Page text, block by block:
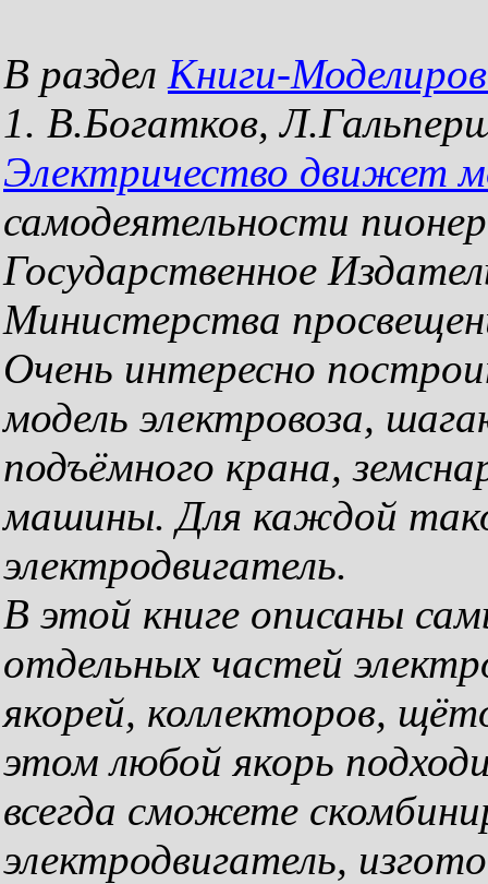
В раздел Книги-
1. В.Богатков,
Электричество движет
самодеятельности
Государственное
Министерства
Очень интересно
модель электровоза,
подъёмного крана,
машины. Для каждой
электродвигатель.
В этой книге описаны
отдельных частей
якорей, коллекторов,
этом любой якорь
всегда сможете
электродвигатель,